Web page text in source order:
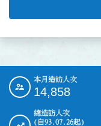
::: 本月造訪人次
14,858
總造訪人次
(自93.07.26起)